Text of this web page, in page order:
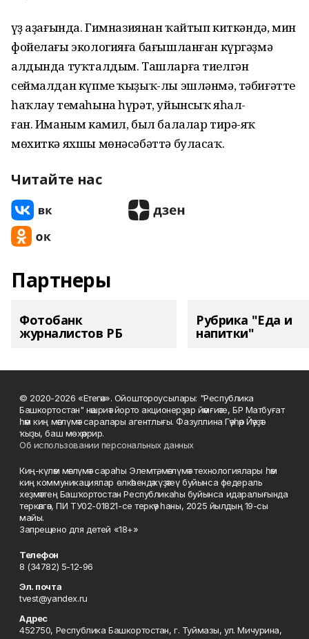
Һүҙ аҙағында. Гимназиянан ҡайтып киткәндә, мин
фойелағы экологияға бағышланған күргәҙмә
алдында туҡталдым. Ташларға тиелгән
сеймалдан күпме ҡыҙыҡ-лы эшләнмә, тәбиғәтте
һаҡлау темаһына һүрәт, уйынсыҡ яһал-
ған. Иманым камил, был балалар тирә-яҡ
мөхиткә яхшы мөнәсәбәттә буласаҡ.
Читайте нас
Партнеры
Фотобанк
журналистов РБ
Рубрика "Еда и
напитки"
© 2020-2026 «Етегән». Ойоштороусылары: "Республика
Башкортостан" нәшриәт йорто акционерҙар йәмғиәте, БР Матбуғат
һәм киң мәғлүмәт саралары агентлығы. Фазуллина Гәүһәр Йәүҙәт
ҡыҙы, баш мөхәррир.
Об использовании персональных данных
Киң-күләм мәғлүмәт сараһы Элемтә, мәғлүмәт технологиялары һәм
киң коммуникациялар өлкәһендә күҙәтеү буйынса федераль
хеҙмәттең Башҡортостан Республикаһы буйынса идаралығында
теркәлгән, ПИ ТУ02-01821-се теркәү һаны, 2025 йылдың 19-сы
майы.
Запрещено для детей «18+»
Телефон
8 (34782) 5-12-96
Эл. почта
tvest@yandex.ru
Адрес
452750, Республика Башкортостан, г. Туймазы, ул. Мичурина,